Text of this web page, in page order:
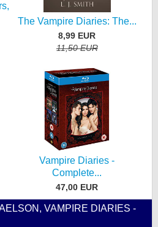
The Vampire Diaries: The...
8,99 EUR
11,50 EUR
Vampire Diaries -
Complete...
47,00 EUR
VAMPIRE DIARIES -